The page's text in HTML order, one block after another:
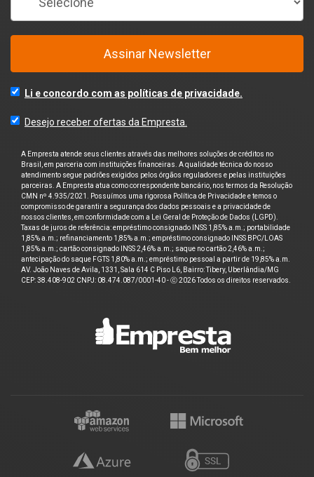
Assinar Newsletter
Li e concordo com as políticas de privacidade.
Desejo receber ofertas da Empresta.
A Empresta atende seus clientes através das melhores soluções de créditos no
Brasil, em parceria com instituições financeiras. A qualidade técnica do nosso
atendimento segue padrões exigidos pelos órgãos reguladores e pelas instituições
parceiras. A Empresta atua como correspondente bancário, nos termos da Resolução
CMN nº 4.935/2021. Possuímos uma rigorosa Política de Privacidade e temos o
compromisso de garantir a segurança dos dados pessoais e a privacidade de
nossos clientes, em conformidade com a Lei Geral de Proteção de Dados (LGPD).
Taxas de juros de referência: empréstimo consignado INSS 1,85% a.m.; portabilidade
1,85% a.m.; refinanciamento 1,85% a.m.; empréstimo consignado INSS BPC/LOAS
1,85% a.m.; cartão consignado INSS 2,46% a.m.; saque no cartão 2,46% a.m.;
antecipação do saque FGTS 1,80% a.m.; empréstimo pessoal a partir de 19,85% a.m.
AV. João Naves de Avila, 1331, Sala 614 C Piso L6, Bairro: Tibery, Uberlândia/MG
CEP: 38.408-902 CNPJ: 08.474.087/0001-40 - ⓒ 2026 Todos os direitos reservados.